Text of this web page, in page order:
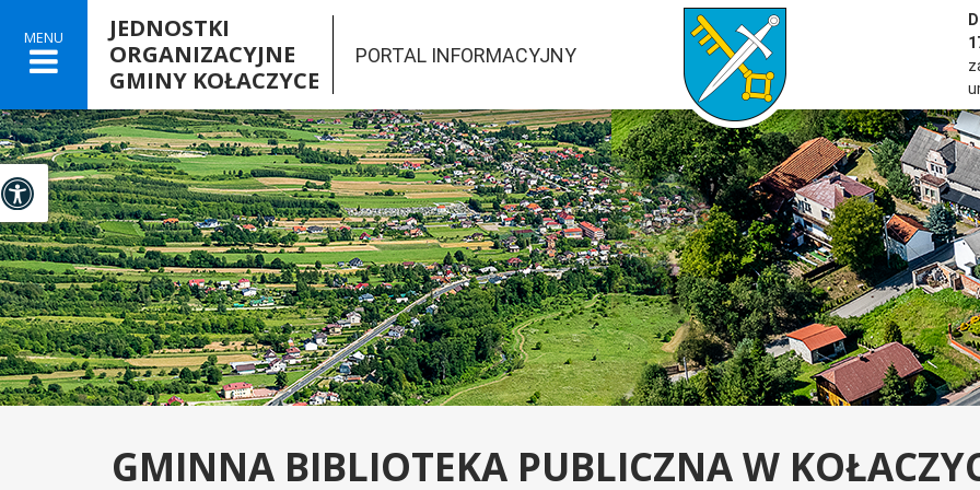
MENU
JEDNOSTKI
ORGANIZACYJNE
GMINY KOŁACZYCE
PORTAL INFORMACYJNY
przejść do strony głównej serwisu

Panel dostosowania ułatwień dostępu
GMINNA BIBLIOTEKA PUBLICZNA W